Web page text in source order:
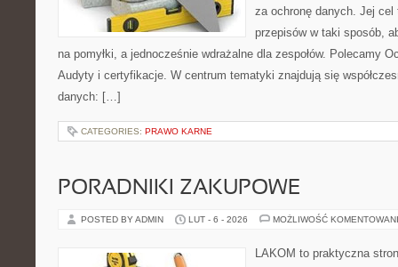
za ochronę danych. Jej cel
przepisów w taki sposób,
na pomyłki, a jednocześnie wdrażalne dla zespołów. Polecamy
Audyty i certyfikacje. W centrum tematyki znajdują się
danych: […]
CATEGORIES: PRAWO KARNE
PORADNIKI ZAKUPOWE
POSTED BY ADMIN LUT - 6 - 2026 MOŻLIWOŚĆ
LAKOM to praktyczna